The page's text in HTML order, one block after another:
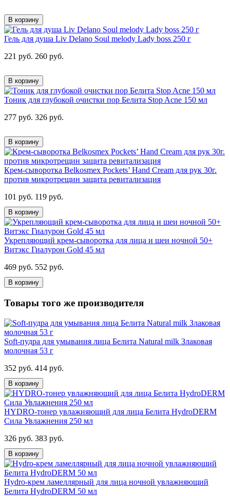
В корзину
Гель для душа Liv Delano Soul melody Lady boss 250 г
221 руб. 260 руб.
В корзину
Тоник для глубокой очистки пор Белита Stop Acne 150 мл
277 руб. 326 руб.
В корзину
Крем-сыворотка Belkosmex Pockets’ Hand Cream для рук 30г.
против микротрещин защита ревитализация
101 руб. 119 руб.
В корзину
Укрепляющий крем-сыворотка для лица и шеи ночной 50+
Витэкс Гиалурон Gold 45 мл
469 руб. 552 руб.
В корзину
Товары того же производителя
Soft-пудра для умывания лица Белита Natural milk Злаковая
молочная 53 г
352 руб. 414 руб.
В корзину
HYDRO-тонер увлажняющий для лица Белита HydroDERM
Сила Увлажнения 250 мл
326 руб. 383 руб.
В корзину
Hydro-крем ламеллярный для лица ночной увлажняющий
Белита HydroDERM 50 мл